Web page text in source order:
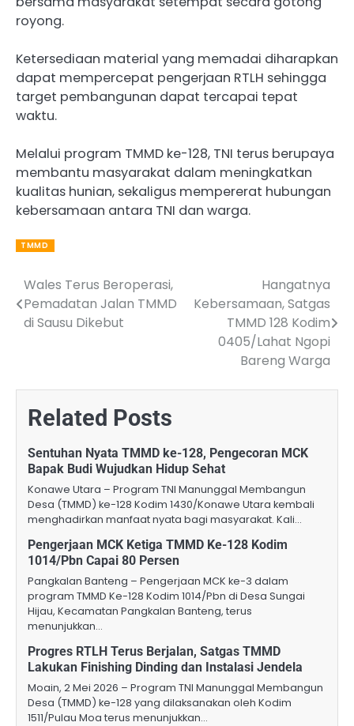
royong.
Ketersediaan material yang memadai diharapkan
dapat mempercepat pengerjaan RTLH sehingga
target pembangunan dapat tercapai tepat
waktu.
Melalui program TMMD ke-128, TNI terus berupaya
membantu masyarakat dalam meningkatkan
kualitas hunian, sekaligus mempererat hubungan
kebersamaan antara TNI dan warga.
TMMD
Post
navigation
Wales Terus Beroperasi,
Pemadatan Jalan TMMD
di Sausu Dikebut
Hangatnya
Kebersamaan, Satgas
TMMD 128 Kodim
0405/Lahat Ngopi
Bareng Warga
Related Posts
Sentuhan Nyata TMMD ke-128, Pengecoran MCK
Bapak Budi Wujudkan Hidup Sehat
Konawe Utara – Program TNI Manunggal Membangun
Desa (TMMD) ke-128 Kodim 1430/Konawe Utara kembali
menghadirkan manfaat nyata bagi masyarakat. Kali…
Pengerjaan MCK Ketiga TMMD Ke-128 Kodim
1014/Pbn Capai 80 Persen
Pangkalan Banteng – Pengerjaan MCK ke-3 dalam
program TMMD Ke-128 Kodim 1014/Pbn di Desa Sungai
Hijau, Kecamatan Pangkalan Banteng, terus
menunjukkan…
Progres RTLH Terus Berjalan, Satgas TMMD
Lakukan Finishing Dinding dan Instalasi Jendela
Moain, 2 Mei 2026 – Program TNI Manunggal Membangun
Desa (TMMD) ke-128 yang dilaksanakan oleh Kodim
1511/Pulau Moa terus menunjukkan…